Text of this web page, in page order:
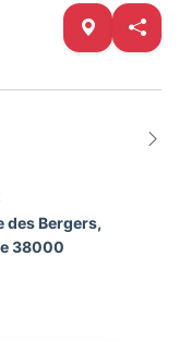
des Bergers,
38000